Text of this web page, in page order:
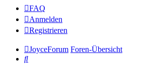
FAQ
Anmelden
Registrieren
JoyceForum Foren-Übersicht
Suche